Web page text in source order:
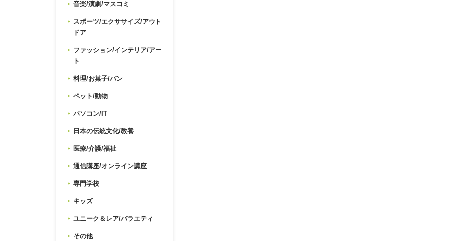
音楽/演劇/マスコミ
スポーツ/エクササイズ/アウト
ドア
ファッション/インテリア/アー
ト
料理/お菓子/パン
ペット/動物
パソコン/IT
日本の伝統文化/教養
医療/介護/福祉
通信講座/オンライン講座
専門学校
キッズ
ユニーク＆レア/バラエティ
その他